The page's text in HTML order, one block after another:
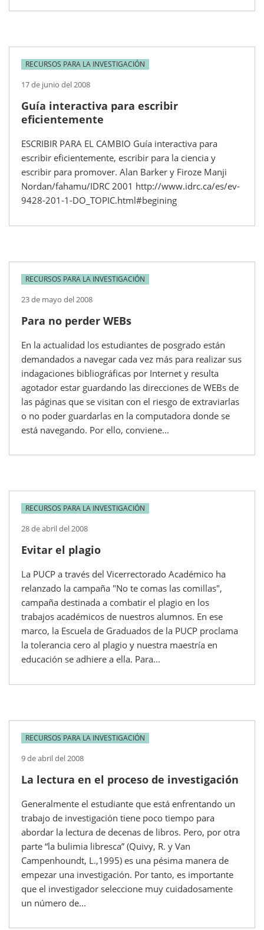
RECURSOS PARA LA INVESTIGACIÓN
17 de junio del 2008
Guía interactiva para escribir
eficientemente
ESCRIBIR PARA EL CAMBIO Guía interactiva para
escribir eficientemente, escribir para la ciencia y
escribir para promover. Alan Barker y Firoze Manji
Nordan/fahamu/IDRC 2001 http://www.idrc.ca/es/ev-
9428-201-1-DO_TOPIC.html#begining
RECURSOS PARA LA INVESTIGACIÓN
23 de mayo del 2008
Para no perder WEBs
En la actualidad los estudiantes de posgrado están
demandados a navegar cada vez más para realizar sus
indagaciones bibliográficas por Internet y resulta
agotador estar guardando las direcciones de WEBs de
las páginas que se visitan con el riesgo de extraviarlas
o no poder guardarlas en la computadora donde se
está navegando. Por ello, conviene...
RECURSOS PARA LA INVESTIGACIÓN
28 de abril del 2008
Evitar el plagio
La PUCP a través del Vicerrectorado Académico ha
relanzado la campaña "No te comas las comillas",
campaña destinada a combatir el plagio en los
trabajos académicos de nuestros alumnos. En ese
marco, la Escuela de Graduados de la PUCP proclama
la tolerancia cero al plagio y nuestra maestría en
educación se adhiere a ella. Para...
RECURSOS PARA LA INVESTIGACIÓN
9 de abril del 2008
La lectura en el proceso de investigación
Generalmente el estudiante que está enfrentando un
trabajo de investigación tiene poco tiempo para
abordar la lectura de decenas de libros. Pero, por otra
parte “la bulimia libresca” (Quivy, R. y Van
Campenhoundt, L.,1995) es una pésima manera de
empezar una investigación. Por tanto, es importante
que el investigador seleccione muy cuidadosamente
un número de...